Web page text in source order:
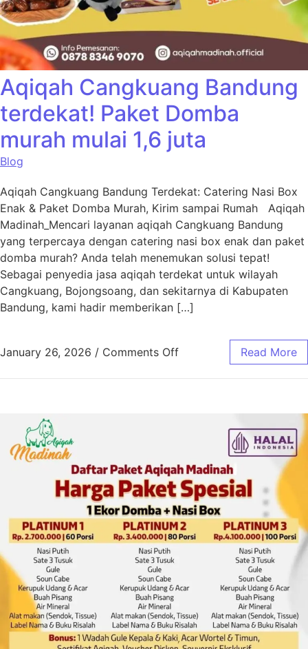
Aqiqah Cangkuang Bandung
terdekat! Paket Domba
murah mulai 1,6 juta
Blog
Aqiqah Cangkuang Bandung Terdekat: Catering Nasi Box
Enak & Paket Domba Murah, Kirim sampai Rumah Aqiqah
Madinah_Mencari layanan aqiqah Cangkuang Bandung
yang terpercaya dengan catering nasi box enak dan paket
domba murah? Anda telah menemukan solusi tepat!
Sebagai penyedia jasa aqiqah terdekat untuk wilayah
Cangkuang, Bojongsoang, dan sekitarnya di Kabupaten
Bandung, kami hadir memberikan […]
January 26, 2026 / Comments Off Read More